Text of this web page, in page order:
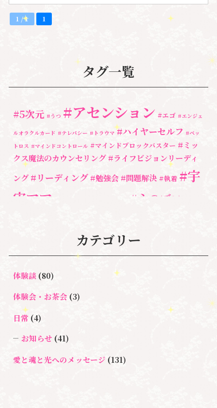
1 / 1 1
タグ一覧
#5次元 #うつ #アセンション #エゴ #エンジェ
ルオラクルカード #テレパシー #トラウマ #ハイヤーセルフ #ペッ
トロス #マインドコントロール #マインドブロックバスター #ミッ
クス魔法のカウンセリング #ライフビジョンリーディ
ング #リーディング #勉強会 #問題解決 #執着 #宇
宙ママ
#心のブロッ
#自分と向き合う #自分軸 #親子のトラウマ
心のよりどころ 新着情報
ルカード ＃ハイヤーセルフ
ックバスター
スター養成講座
＃宇宙ママももこ
カテゴリー
体験談(80)
体験会・お茶会(3)
日常 (4)
お知らせ (41)
愛と魂と光へのメッセージ (131)